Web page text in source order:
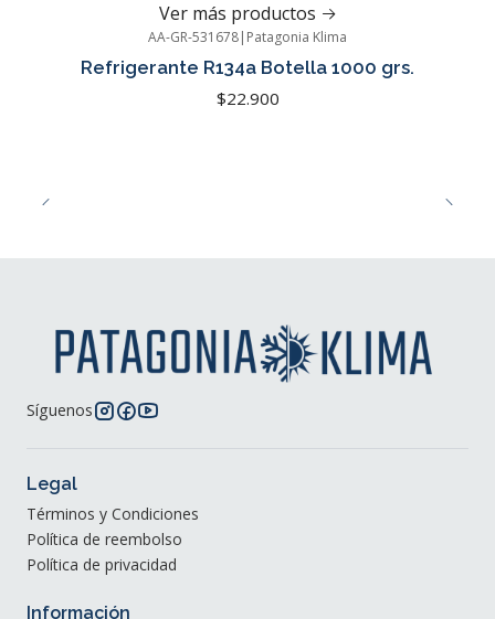
Ver más productos
AA-GR-531678| Patagonia Klima
Refrigerante R134a Botella 1000 grs.
$22.900
Síguenos
Legal
Términos y Condiciones
Política de reembolso
Política de privacidad
Información